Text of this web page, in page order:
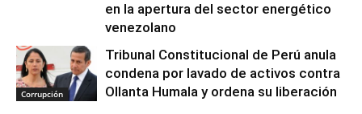
en la apertura del sector energético
venezolano
Corrupción
Tribunal Constitucional de Perú anula
condena por lavado de activos contra
Ollanta Humala y ordena su liberación